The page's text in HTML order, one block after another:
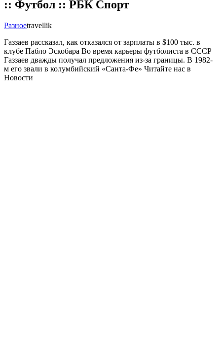
:: Футбол :: РБК Спорт
Разноеtravellik
Газзаев рассказал, как отказался от зарплаты в $100 тыс. в
клубе Пабло Эскобара Во время карьеры футболиста в СССР
Газзаев дважды получал предложения из‑за границы. В 1982-
м его звали в колумбийский «Санта-Фе» Читайте нас в
Новости